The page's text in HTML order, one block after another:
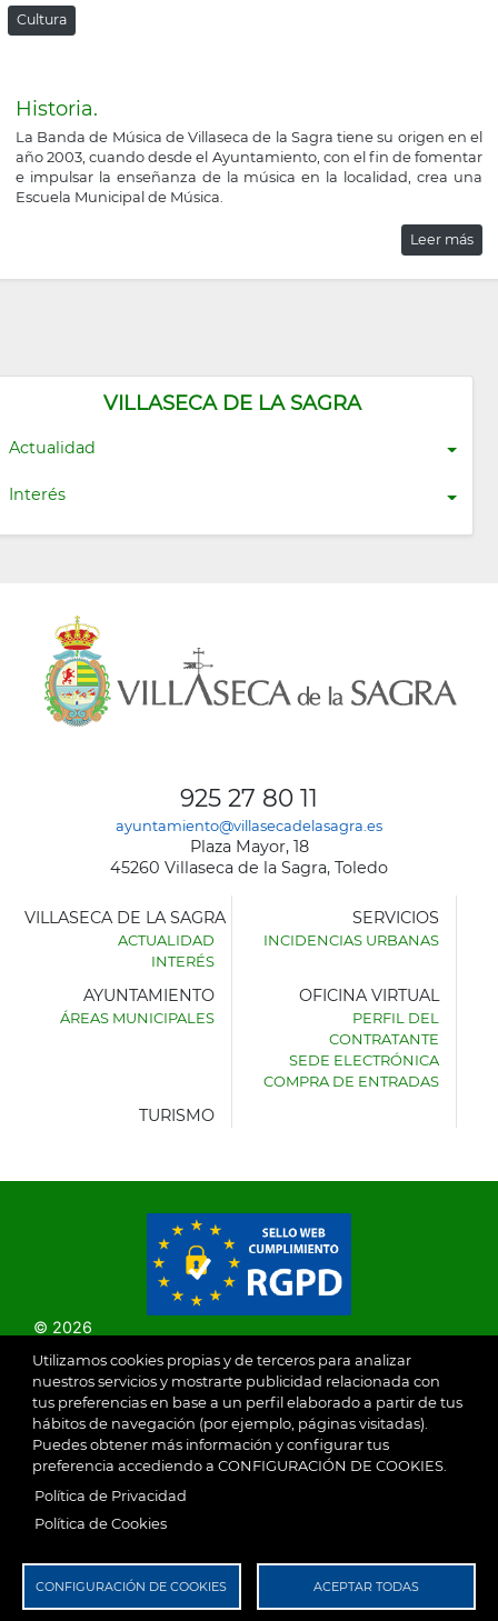
VILLASECA DE LA SAGRA
Actualidad
Interés
Cultura
Historia.
La Banda de Música de Villaseca de la Sagra tiene su origen en el
año 2003, cuando desde el Ayuntamiento, con el fin de fomentar
e impulsar la enseñanza de la música en la localidad, crea una
Escuela Municipal de Música.
Leer más
Utilizamos cookies propias y de terceros para analizar
nuestros servicios y mostrarte publicidad relacionada con
tus preferencias en base a un perfil elaborado a partir de tus
hábitos de navegación (por ejemplo, páginas visitadas).
Puedes obtener más información y configurar tus
preferencia accediendo a CONFIGURACIÓN DE COOKIES.
Política de Privacidad
Política de Cookies
CONFIGURACIÓN DE COOKIES ACEPTAR TODAS
925 27 80 11
ayuntamiento@villasecadelasagra.es
Plaza Mayor, 18
45260 Villaseca de la Sagra, Toledo
AYUNTAMIENTO
VILLASECA DE LA SAGRA
ACTUALIDAD
INTERÉS
SERVICIOS
INCIDENCIAS URBANAS
AYUNTAMIENTO
ÁREAS MUNICIPALES
OFICINA VIRTUAL
PERFIL DEL
CONTRATANTE
SEDE ELECTRÓNICA
COMPRA DE ENTRADAS
TURISMO
SubFooter
© 2026
Ayuntamiento de Villaseca de la Sagra Aviso Legal
Política de Privacidad RGPD